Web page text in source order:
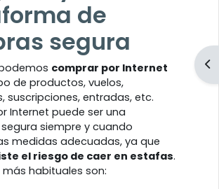
de
segura
comprar por Internet
de productos, vuelos,
suscripciones, entradas, etc.
Internet puede ser una
siempre y cuando
medidas adecuadas, ya que
el riesgo de caer en estafas.
habituales son: